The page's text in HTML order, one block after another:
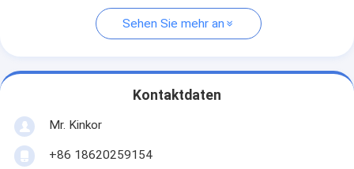
Sehen Sie mehr an
Kontaktdaten
Mr. Kinkor
+86 18620259154